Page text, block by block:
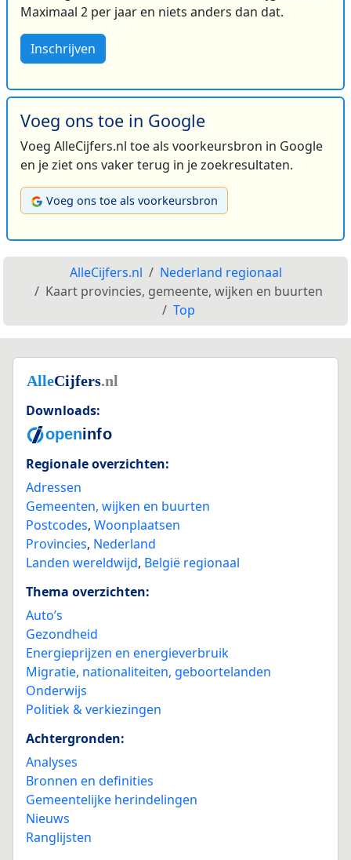
Maximaal 2 per jaar en niets anders dan dat.
Inschrijven
Voeg ons toe in Google
Voeg AlleCijfers.nl toe als voorkeursbron in Google
en je ziet ons vaker terug in je zoekresultaten.
Voeg ons toe als voorkeursbron
AlleCijfers.nl
Nederland regionaal
Kaart provincies, gemeente, wijken en buurten
Top
Downloads:
Regionale overzichten:
Adressen
Gemeenten, wijken en buurten
Postcodes, Woonplaatsen
Provincies, Nederland
Landen wereldwijd, België regionaal
Thema overzichten:
Auto’s
Gezondheid
Energieprijzen en energieverbruik
Migratie, nationaliteiten, geboortelanden
Onderwijs
Politiek & verkiezingen
Achtergronden:
Analyses
Bronnen en definities
Gemeentelijke herindelingen
Nieuws
Ranglijsten